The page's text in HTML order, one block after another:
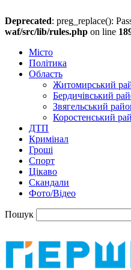
Deprecated: preg_replace():
waf/src/lib/rules.php on line
Місто
Політика
Область
Житомирський
Бердичівський
Звягельський
Коростенський
ДТП
Кримінал
Гроші
Спорт
Цікаво
Скандали
Фото/Відео
Пошук